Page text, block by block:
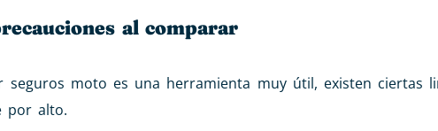
al comparar
seguros moto es una herramienta muy útil, existen ciertas
por alto.